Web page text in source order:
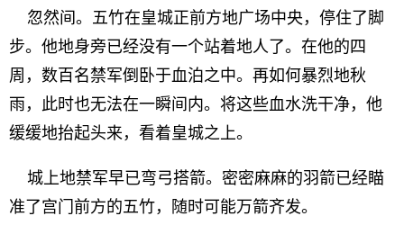
忽然间。五竹在皇城正前方地广场中央，停住了脚
步。他地身旁已经没有一个站着地人了。在他的四
周，数百名禁军倒卧于血泊之中。再如何暴烈地秋
雨，此时也无法在一瞬间内。将这些血水洗干净，他
缓缓地抬起头来，看着皇城之上。
城上地禁军早已弯弓搭箭。密密麻麻的羽箭已经瞄
准了宫门前方的五竹，随时可能万箭齐发。